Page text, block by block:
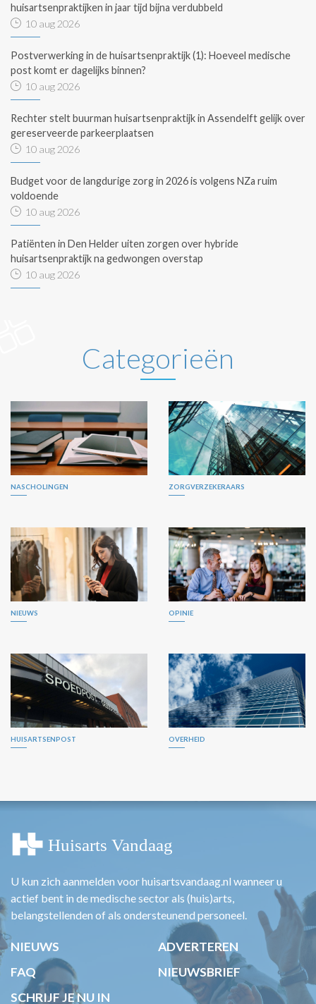
huisartsenpraktijken in jaar tijd bijna verdubbeld
10 aug 2026
Postverwerking in de huisartsenpraktijk (1): Hoeveel medische
post komt er dagelijks binnen?
10 aug 2026
Rechter stelt buurman huisartsenpraktijk in Assendelft gelijk over
gereserveerde parkeerplaatsen
10 aug 2026
Budget voor de langdurige zorg in 2026 is volgens NZa ruim
voldoende
10 aug 2026
Patiënten in Den Helder uiten zorgen over hybride
huisartsenpraktijk na gedwongen overstap
10 aug 2026
Categorieën
NASCHOLINGEN ZORGVERZEKERAARS
NIEUWS OPINIE
HUISARTSENPOST OVERHEID
U kun zich aanmelden voor huisartsvandaag.nl wanneer u
actief bent in de medische sector als (huis)arts,
belangstellenden of als ondersteunend personeel.
NIEUWS
ADVERTEREN
FAQ
NIEUWSBRIEF
SCHRIJF JE NU IN